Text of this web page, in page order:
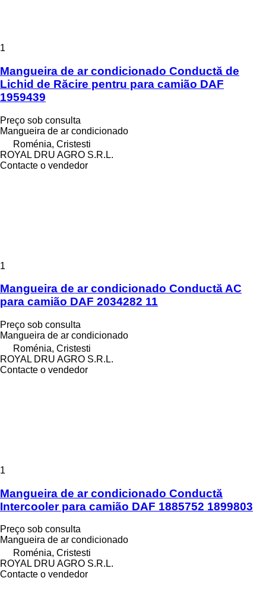
1
Mangueira de ar condicionado Conductă de
Lichid de Răcire pentru para camião DAF
1959439
Preço sob consulta
Mangueira de ar condicionado
Roménia, Cristesti
ROYAL DRU AGRO S.R.L.
Contacte o vendedor
1
Mangueira de ar condicionado Conductă AC
para camião DAF 2034282 11
Preço sob consulta
Mangueira de ar condicionado
Roménia, Cristesti
ROYAL DRU AGRO S.R.L.
Contacte o vendedor
1
Mangueira de ar condicionado Conductă
Intercooler para camião DAF 1885752 1899803
Preço sob consulta
Mangueira de ar condicionado
Roménia, Cristesti
ROYAL DRU AGRO S.R.L.
Contacte o vendedor